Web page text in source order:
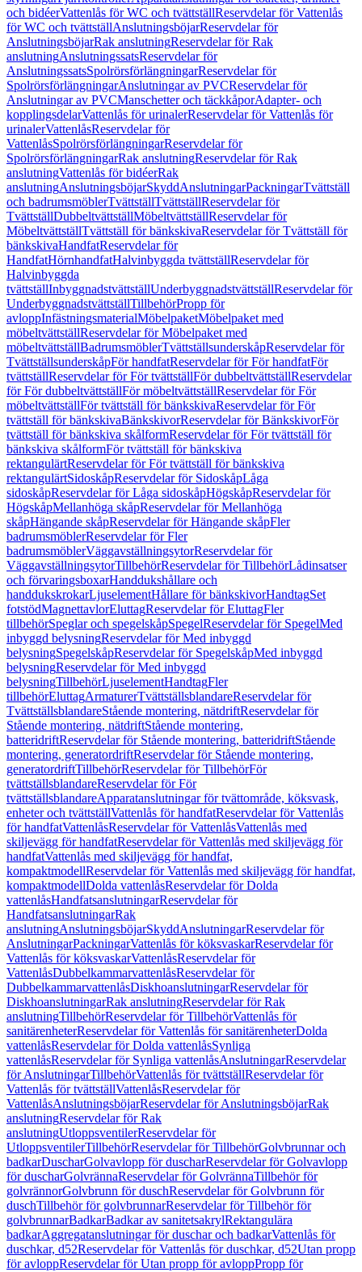
och bidéerVattenlås för WC och tvättställReservdelar för Vattenlås
för WC och tvättställAnslutningsböjarReservdelar för
AnslutningsböjarRak anslutningReservdelar för Rak
anslutningAnslutningssatsReservdelar för
AnslutningssatsSpolrörsförlängningarReservdelar för
SpolrörsförlängningarAnslutningar av PVCReservdelar för
Anslutningar av PVCManschetter och täckkåporAdapter- och
kopplingsdelarVattenlås för urinalerReservdelar för Vattenlås för
urinalerVattenlåsReservdelar för
VattenlåsSpolrörsförlängningarReservdelar för
SpolrörsförlängningarRak anslutningReservdelar för Rak
anslutningVattenlås för bidéerRak
anslutningAnslutningsböjarSkyddAnslutningarPackningarTvättställ
och badrumsmöblerTvättställTvättställReservdelar för
TvättställDubbeltvättställMöbeltvättställReservdelar för
MöbeltvättställTvättställ för bänkskivaReservdelar för Tvättställ för
bänkskivaHandfatReservdelar för
HandfatHörnhandfatHalvinbyggda tvättställReservdelar för
Halvinbyggda
tvättställInbyggnadstvättställUnderbyggnadstvättställReservdelar för
UnderbyggnadstvättställTillbehörPropp för
avloppInfästningsmaterialMöbelpaketMöbelpaket med
möbeltvättställReservdelar för Möbelpaket med
möbeltvättställBadrumsmöblerTvättställsunderskåpReservdelar för
TvättställsunderskåpFör handfatReservdelar för För handfatFör
tvättställReservdelar för För tvättställFör dubbeltvättställReservdelar
för För dubbeltvättställFör möbeltvättställReservdelar för För
möbeltvättställFör tvättställ för bänkskivaReservdelar för För
tvättställ för bänkskivaBänkskivorReservdelar för BänkskivorFör
tvättställ för bänkskiva skålformReservdelar för För tvättställ för
bänkskiva skålformFör tvättställ för bänkskiva
rektangulärtReservdelar för För tvättställ för bänkskiva
rektangulärtSidoskåpReservdelar för SidoskåpLåga
sidoskåpReservdelar för Låga sidoskåpHögskåpReservdelar för
HögskåpMellanhöga skåpReservdelar för Mellanhöga
skåpHängande skåpReservdelar för Hängande skåpFler
badrumsmöblerReservdelar för Fler
badrumsmöblerVäggavställningsytorReservdelar för
VäggavställningsytorTillbehörReservdelar för TillbehörLådinsatser
och förvaringsboxarHanddukshållare och
handdukskrokarLjuselementHållare för bänkskivorHandtagSet
fotstödMagnettavlorEluttagReservdelar för EluttagFler
tillbehörSpeglar och spegelskåpSpegelReservdelar för SpegelMed
inbyggd belysningReservdelar för Med inbyggd
belysningSpegelskåpReservdelar för SpegelskåpMed inbyggd
belysningReservdelar för Med inbyggd
belysningTillbehörLjuselementHandtagFler
tillbehörEluttagArmaturerTvättställsblandareReservdelar för
TvättställsblandareStående montering, nätdriftReservdelar för
Stående montering, nätdriftStående montering,
batteridriftReservdelar för Stående montering, batteridriftStående
montering, generatordriftReservdelar för Stående montering,
generatordriftTillbehörReservdelar för TillbehörFör
tvättställsblandareReservdelar för För
tvättställsblandareApparatanslutningar för tvättområde, köksvask,
enheter och tvättställVattenlås för handfatReservdelar för Vattenlås
för handfatVattenlåsReservdelar för VattenlåsVattenlås med
skiljevägg för handfatReservdelar för Vattenlås med skiljevägg för
handfatVattenlås med skiljevägg för handfat,
kompaktmodellReservdelar för Vattenlås med skiljevägg för handfat,
kompaktmodellDolda vattenlåsReservdelar för Dolda
vattenlåsHandfatsanslutningarReservdelar för
HandfatsanslutningarRak
anslutningAnslutningsböjarSkyddAnslutningarReservdelar för
AnslutningarPackningarVattenlås för köksvaskarReservdelar för
Vattenlås för köksvaskarVattenlåsReservdelar för
VattenlåsDubbelkammarvattenlåsReservdelar för
DubbelkammarvattenlåsDiskhoanslutningarReservdelar för
DiskhoanslutningarRak anslutningReservdelar för Rak
anslutningTillbehörReservdelar för TillbehörVattenlås för
sanitärenheterReservdelar för Vattenlås för sanitärenheterDolda
vattenlåsReservdelar för Dolda vattenlåsSynliga
vattenlåsReservdelar för Synliga vattenlåsAnslutningarReservdelar
för AnslutningarTillbehörVattenlås för tvättställReservdelar för
Vattenlås för tvättställVattenlåsReservdelar för
VattenlåsAnslutningsböjarReservdelar för AnslutningsböjarRak
anslutningReservdelar för Rak
anslutningUtloppsventilerReservdelar för
UtloppsventilerTillbehörReservdelar för TillbehörGolvbrunnar och
badkarDuscharGolvavlopp för duscharReservdelar för Golvavlopp
för duscharGolvrännaReservdelar för GolvrännaTillbehör för
golvrännorGolvbrunn för duschReservdelar för Golvbrunn för
duschTillbehör för golvbrunnarReservdelar för Tillbehör för
golvbrunnarBadkarBadkar av sanitetsakrylRektangulära
badkarAggregatanslutningar för duschar och badkarVattenlås för
duschkar, d52Reservdelar för Vattenlås för duschkar, d52Utan propp
för avloppReservdelar för Utan propp för avloppPropp för